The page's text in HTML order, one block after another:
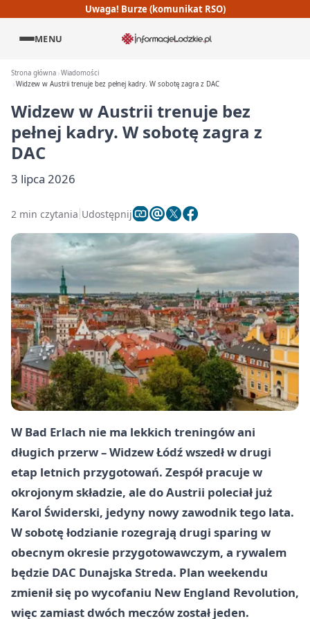
Uwaga! Burze (komunikat RSO)
MENU
Strona główna Wiadomości
Widzew w Austrii trenuje bez pełnej kadry. W sobotę zagra z DAC
Widzew w Austrii trenuje bez
pełnej kadry. W sobotę zagra z
DAC
3 lipca 2026
2 min czytania Udostępnij
W Bad Erlach nie ma lekkich treningów ani
długich przerw – Widzew Łódź wszedł w drugi
etap letnich przygotowań. Zespół pracuje w
okrojonym składzie, ale do Austrii poleciał już
Karol Świderski, jedyny nowy zawodnik tego lata.
W sobotę łodzianie rozegrają drugi sparing w
obecnym okresie przygotowawczym, a rywalem
będzie DAC Dunajska Streda. Plan weekendu
zmienił się po wycofaniu New England Revolution,
więc zamiast dwóch meczów został jeden.